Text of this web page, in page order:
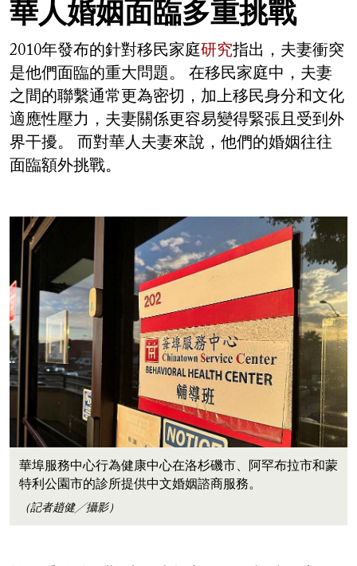
華人婚姻面臨多重挑戰
2010年發布的針對移民家庭研究指出，夫妻衝突
是他們面臨的重大問題。 在移民家庭中，夫妻
之間的聯繫通常更為密切，加上移民身分和文化
適應性壓力，夫妻關係更容易變得緊張且受到外
界干擾。 而對華人夫妻來說，他們的婚姻往往
面臨額外挑戰。
Image
華埠服務中心行為健康中心在洛杉磯市、阿罕布拉市和蒙
特利公園市的診所提供中文婚姻諮商服務。
（記者趙健╱攝影）